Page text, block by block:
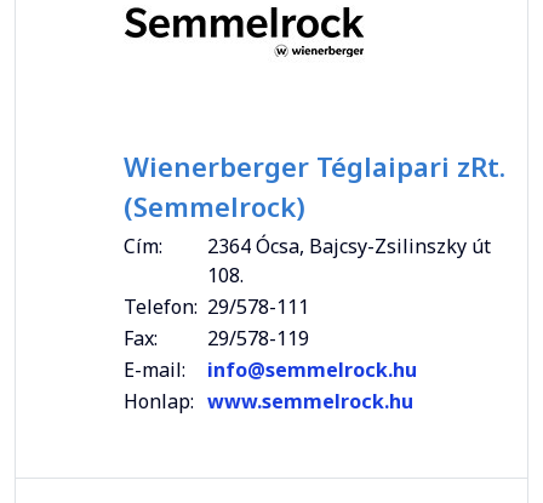
Wienerberger Téglaipari zRt.
(Semmelrock)
Cím:
2364 Ócsa, Bajcsy-Zsilinszky út
108.
Telefon: 29/578-111
Fax:
29/578-119
E-mail:
info@semmelrock.hu
Honlap: www.semmelrock.hu